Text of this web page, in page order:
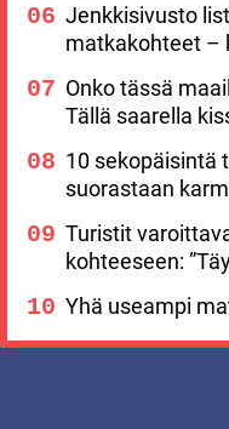
Jenkkisivusto
matkakohteet –
Onko tässä
Tällä saarella
10 sekopäisintä
suorastaan
Turistit
kohteeseen:
Yhä useampi